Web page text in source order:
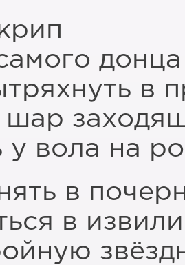
донца
в
шар
у вола на
в
в